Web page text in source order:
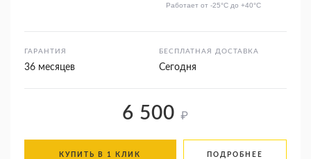
Работает от -25°C до +40°C
ГАРАНТИЯ
36 месяцев
БЕСПЛАТНАЯ ДОСТАВКА
Сегодня
6 500 ₽
КУПИТЬ В 1 КЛИК ПОДРОБНЕЕ